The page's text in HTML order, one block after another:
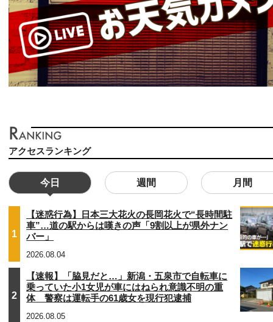
アクセスランキング
今日 週間 月間
1
【迷惑行為】日本三大花火の長岡花火で“長時間駐
車”…道の駅からは嘆きの声「9割以上が県外ナン
バー」
2026.08.04
2
【速報】「脇見だと…」新潟・五泉市で自転車に
乗っていた小1女児が車にはねられ意識不明の重
体 警察は運転手の61歳女を現行犯逮捕
2026.08.05